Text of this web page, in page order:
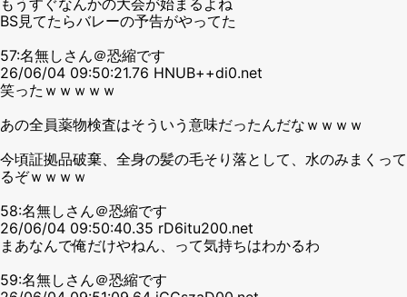
BS見てたらバレーの予告がやってた
57:名無しさん＠恐縮です
26/06/04 09:50:21.76 HNUB++di0.net
笑ったｗｗｗｗｗ
あの全員薬物検査はそういう意味だったんだなｗｗｗｗ
今頃証拠品破棄、全身の髪の毛そり落として、水のみまくって
るぞｗｗｗｗ
58:名無しさん＠恐縮です
26/06/04 09:50:40.35 rD6itu200.net
まあなんで俺だけやねん、って気持ちはわかるわ
59:名無しさん＠恐縮です